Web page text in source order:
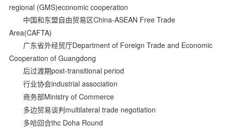
regional (GMS)economic cooperation
中国和东盟自由贸易区China-ASEAN Free Trade
Area(CAFTA)
广东省外经贸厅Department of Foreign Trade and Economic
Cooperation of Guangdong
后过渡期post-transitional period
行业协会industrial association
商务部Ministry of Commerce
多边贸易谈判 multilateral trade negotiation
多哈回合thc Doha Round